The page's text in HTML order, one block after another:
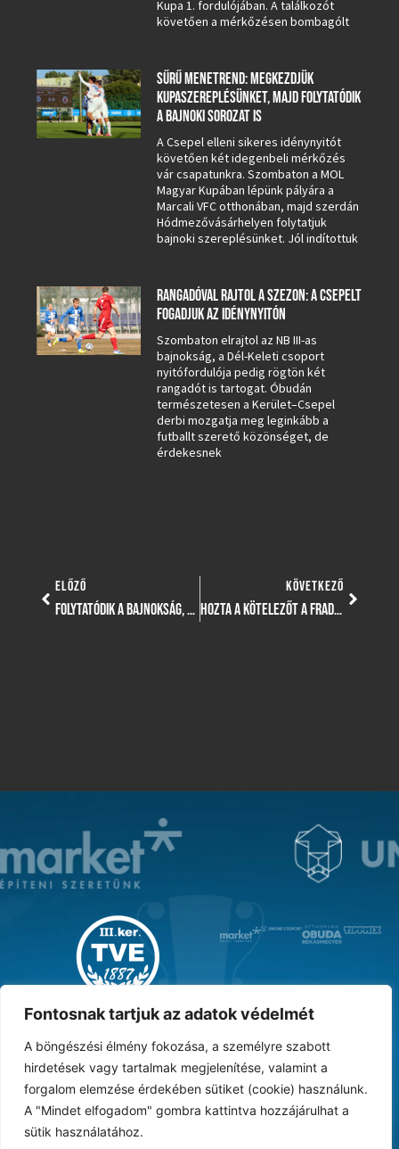
Fontosnak tartjuk az adatok védelmét
A böngészési élmény fokozása, a személyre szabott
hirdetések vagy tartalmak megjelenítése, valamint a
forgalom elemzése érdekében sütiket (cookie) használunk.
A "Mindet elfogadom" gombra kattintva hozzájárulhat a
sütik használatához.
Kupa 1. fordulójában. A találkozót
követően a mérkőzésen bombagólt
SŰRŰ MENETREND: MEGKEZDJÜK
KUPASZEREPLÉSÜNKET, MAJD FOLYTATÓDIK
A BAJNOKI SOROZAT IS
A Csepel elleni sikeres idénynyitót
követően két idegenbeli mérkőzés
vár csapatunkra. Szombaton a MOL
Magyar Kupában lépünk pályára a
Marcali VFC otthonában, majd szerdán
Hódmezővásárhelyen folytatjuk
bajnoki szereplésünket. Jól indítottuk
RANGADÓVAL RAJTOL A SZEZON: A CSEPELT
FOGADJUK AZ IDÉNYNYITÓN
Szombaton elrajtol az NB III-as
bajnokság, a Dél-Keleti csoport
nyitófordulója pedig rögtön két
rangadót is tartogat. Óbudán
természetesen a Kerület–Csepel
derbi mozgatja meg leginkább a
futballt szerető közönséget, de
érdekesnek
ELŐZŐ
FOLYTATÓDIK A BAJNOKSÁG, A FRADI ELLEN KEZDI A KÖZÉPSZAKASZT LUKÁCS DÉNES EGYÜTTESE
KÖVETKEZŐ
HOZTA A KÖTELEZŐT A FRADI A NAGYOT KÜZDŐ KERÜLET ELLEN
MAGYAR KUPA GYŐZTES ‘31
DOKUMENTUMTÁRARCHÍVUMKARRIERSAJTÓTAOBESZÁMOLÓK